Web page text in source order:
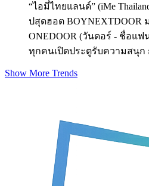
“ไอมี่ไทยแลนด์” (iMe
ปสุดฮอต BOYNEXTDOOR
ONEDOOR (วันดอร์ - ชื่อแ
ทุกคนเปิดประตูรับความสนุก
Show More Trends